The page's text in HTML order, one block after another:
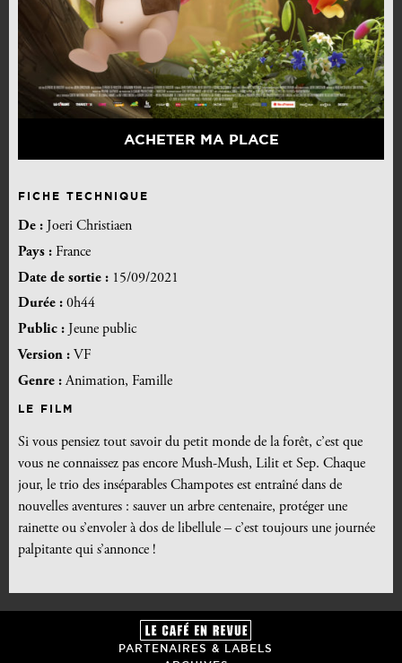
ACHETER MA PLACE
FICHE TECHNIQUE
De : Joeri Christiaen
Pays : France
Date de sortie : 15/09/2021
Durée : 0h44
Public : Jeune public
Version : VF
Genre :Animation, Famille
LE FILM
Si vous pensiez tout savoir du petit monde de la forêt, c’est que
vous ne connaissez pas encore Mush-Mush, Lilit et Sep. Chaque
jour, le trio des inséparables Champotes est entraîné dans de
nouvelles aventures : sauver un arbre centenaire, protéger une
rainette ou s’envoler à dos de libellule – c’est toujours une journée
palpitante qui s’annonce !
PARTENAIRES & LABELS